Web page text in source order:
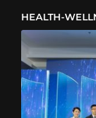
HEALTH-